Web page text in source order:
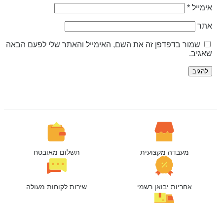
*
שמור בדפדפן זה את השם, האימייל והאתר שלי לפעם הבאה
מעבדה מקצועית תשלום מאובטח
אחריות יבואן רשמי שירות לקוחות מעולה